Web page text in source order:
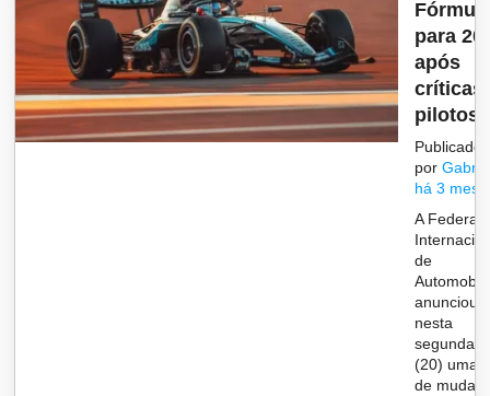
para
após
críticas
Publicado
por
há 3
A
de
anunciou
nesta
segunda-
(20) uma
de